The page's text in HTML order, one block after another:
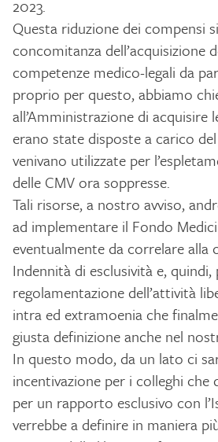
2023.
Questa riduzione dei compensi
concomitanza dell’acquisizione
competenze medico-legali da
proprio per questo, abbiamo
all’Amministrazione di acquisire
erano state disposte a carico
venivano utilizzate per
delle CMV ora soppresse.
Tali risorse, a nostro avviso,
ad implementare il Fondo
eventualmente da correlare alla
Indennità di esclusività e, quindi,
regolamentazione dell’attività
intra ed extramoenia che
giusta definizione anche nel
In questo modo, da un lato ci
incentivazione per i colleghi che
per un rapporto esclusivo con
verrebbe a definire in maniera